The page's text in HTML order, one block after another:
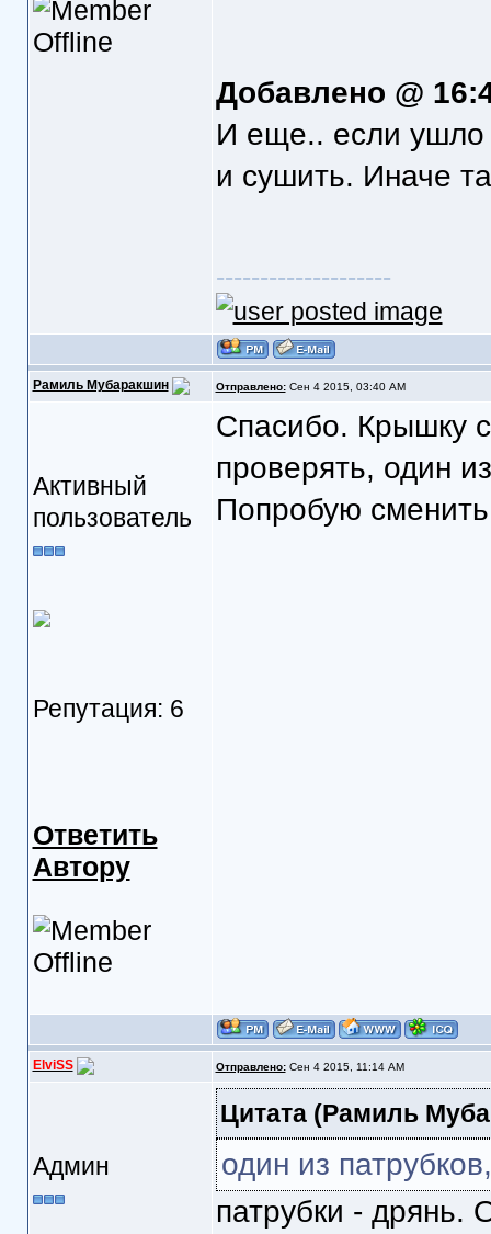
Добавлено @
И еще.. если ушло
и сушить. Иначе
--------------------
Рамиль Мубаракшин Отправлено:Сен 4 2015, 03:40 AM
Активный
пользователь
Репутация: 6
Ответить
Автору
Спасибо. Крышку
проверять, один
Попробую
ElviSS Отправлено:Сен 4 2015, 11:14 AM
Админ
Цитата(Рамиль
один из
патрубки - дрянь.